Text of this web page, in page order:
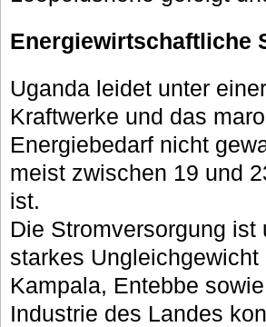
Energiewirtschaftliche
Uganda leidet unter
Kraftwerke und das
Energiebedarf nicht
meist zwischen 19 und
ist.
Die Stromversorgung
starkes
Kampala, Entebbe
Industrie des Landes